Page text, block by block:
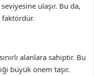
ulaşır. Bu da,
alanlara sahiptir. Bu
büyük önem taşır.